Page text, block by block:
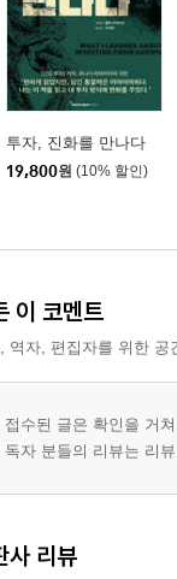
투자, 진화를 만나다
19,800원 (10% 할인)
이 코멘트
역자, 편집자를 위한
접수된 글은 확인을 거
독자 분들의 리뷰는 리
사 리뷰